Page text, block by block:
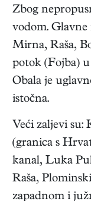
Zbog
vodom.
Mirna, Raša,
potok (Fojba)
Obala je
istočna.
Veći zaljevi su:
(granica s
kanal, Luka
Raša,
zapadnom i